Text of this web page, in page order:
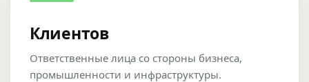
Клиентов
Ответственные лица со стороны бизнеса,
промышленности и инфраструктуры.